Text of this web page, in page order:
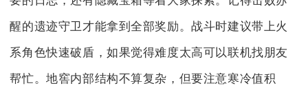
醒的遗迹守卫才能拿到全部奖励。战斗时建议带上火
系角色快速破盾，如果觉得难度太高可以联机找朋友
帮忙。地窖内部结构不算复杂，但要注意寒冷值积